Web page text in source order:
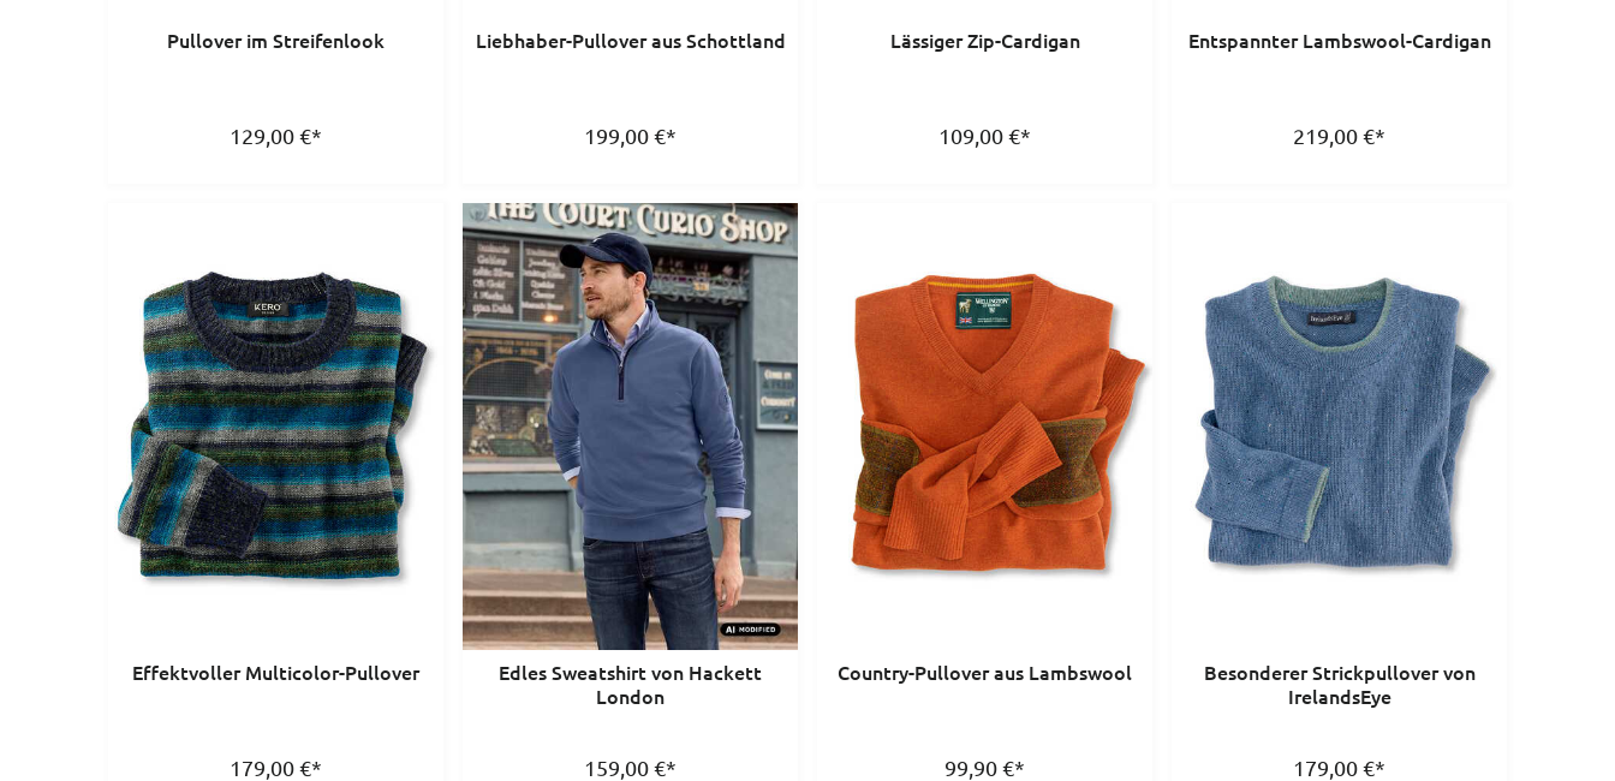
Pullover im Streifenlook
129,00€*
Liebhaber-Pullover aus Schottland
199,00€*
Lässiger Zip-Cardigan
109,00€*
Entspannter Lambswool-Cardigan
219,00€*
Effektvoller Multicolor-Pullover
179,00€*
Edles Sweatshirt von Hackett
London
159,00€*
Country-Pullover aus Lambswool
99,90€*
Besonderer Strickpullover von
IrelandsEye
179,00€*